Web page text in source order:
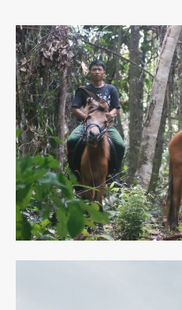
La vigilancia de las áreas
diarias. Son aseguradas por
contratados dentro de
creaciones de empleos
los pueblerinos. Las
(drono, hidroavión) y
actividad sospechosa.
Hasta ahora,ninguna
dentro estas áreas.Eso
nuestro programa de
nuestras buenas
apoyo.
El visionado de vídeos de
de la multitud de